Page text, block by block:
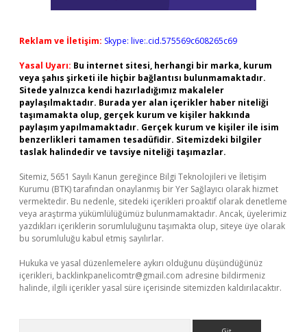
Reklam ve İletişim: Skype: live:.cid.575569c608265c69
Yasal Uyarı: Bu internet sitesi, herhangi bir marka, kurum
veya şahıs şirketi ile hiçbir bağlantısı bulunmamaktadır.
Sitede yalnızca kendi hazırladığımız makaleler
paylaşılmaktadır. Burada yer alan içerikler haber niteliği
taşımamakta olup, gerçek kurum ve kişiler hakkında
paylaşım yapılmamaktadır. Gerçek kurum ve kişiler ile isim
benzerlikleri tamamen tesadüfidir. Sitemizdeki bilgiler
taslak halindedir ve tavsiye niteliği taşımazlar.
Sitemiz, 5651 Sayılı Kanun gereğince Bilgi Teknolojileri ve İletişim
Kurumu (BTK) tarafından onaylanmış bir Yer Sağlayıcı olarak hizmet
vermektedir. Bu nedenle, sitedeki içerikleri proaktif olarak denetleme
veya araştırma yükümlülüğümüz bulunmamaktadır. Ancak, üyelerimiz
yazdıkları içeriklerin sorumluluğunu taşımakta olup, siteye üye olarak
bu sorumluluğu kabul etmiş sayılırlar.
Hukuka ve yasal düzenlemelere aykırı olduğunu düşündüğünüz
içerikleri, backlinkpanelicomtr@gmail.com adresine bildirmeniz
halinde, ilgili içerikler yasal süre içerisinde sitemizden kaldırılacaktır.